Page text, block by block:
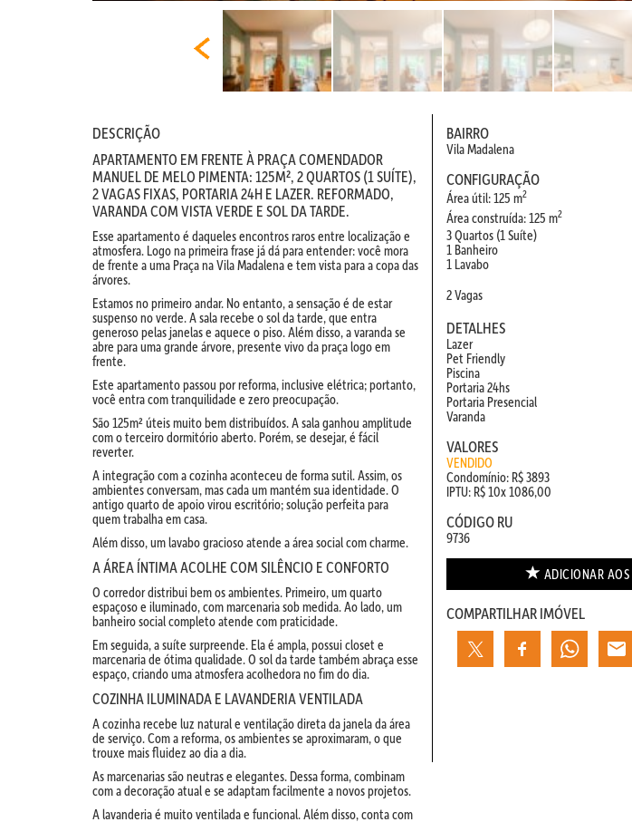
DESCRIÇÃO
APARTAMENTO EM FRENTE À PRAÇA COMENDADOR
MANUEL DE MELO PIMENTA: 125M², 2 QUARTOS (1 SUÍTE),
2 VAGAS FIXAS, PORTARIA 24H E LAZER. REFORMADO,
VARANDA COM VISTA VERDE E SOL DA TARDE.
Esse apartamento é daqueles encontros raros entre localização e
atmosfera. Logo na primeira frase já dá para entender: você mora
de frente a uma Praça na Vila Madalena e tem vista para a copa das
árvores.
Estamos no primeiro andar. No entanto, a sensação é de estar
suspenso no verde. A sala recebe o sol da tarde, que entra
generoso pelas janelas e aquece o piso. Além disso, a varanda se
abre para uma grande árvore, presente vivo da praça logo em
frente.
Este apartamento passou por reforma, inclusive elétrica; portanto,
você entra com tranquilidade e zero preocupação.
São 125m² úteis muito bem distribuídos. A sala ganhou amplitude
com o terceiro dormitório aberto. Porém, se desejar, é fácil
reverter.
A integração com a cozinha aconteceu de forma sutil. Assim, os
ambientes conversam, mas cada um mantém sua identidade. O
antigo quarto de apoio virou escritório; solução perfeita para
quem trabalha em casa.
Além disso, um lavabo gracioso atende a área social com charme.
A ÁREA ÍNTIMA ACOLHE COM SILÊNCIO E CONFORTO
O corredor distribui bem os ambientes. Primeiro, um quarto
espaçoso e iluminado, com marcenaria sob medida. Ao lado, um
banheiro social completo atende com praticidade.
Em seguida, a suíte surpreende. Ela é ampla, possui closet e
marcenaria de ótima qualidade. O sol da tarde também abraça esse
espaço, criando uma atmosfera acolhedora no fim do dia.
COZINHA ILUMINADA E LAVANDERIA VENTILADA
A cozinha recebe luz natural e ventilação direta da janela da área
de serviço. Com a reforma, os ambientes se aproximaram, o que
trouxe mais fluidez ao dia a dia.
As marcenarias são neutras e elegantes. Dessa forma, combinam
com a decoração atual e se adaptam facilmente a novos projetos.
A lavanderia é muito ventilada e funcional. Além disso, conta com
BAIRRO
Vila Madalena
CONFIGURAÇÃO
Área útil: 125 m2
Área construída: 125 m2
3 Quartos (1 Suíte)
1 Banheiro
1 Lavabo
2 Vagas
DETALHES
Lazer
Pet Friendly
Piscina
Portaria 24hs
Portaria Presencial
Varanda
VALORES
VENDIDO
Condomínio: R$ 3893
IPTU: R$ 10x 1086,00
CÓDIGO RU
9736
ADICIONAR AOS
COMPARTILHAR IMÓVEL